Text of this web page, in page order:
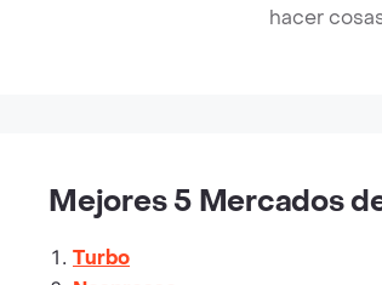
hacer
Mejores 5 Mercados
Turbo